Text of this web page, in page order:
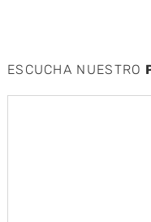
ESCUCHA NUESTRO